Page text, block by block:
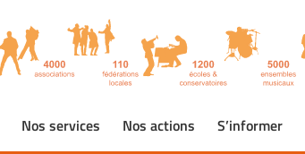
Nos services Nos actions S’informer